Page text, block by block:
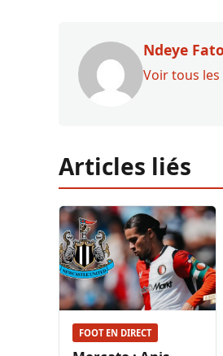
Ndeye
Voir tous
Articles liés
FOOT EN DIRECT